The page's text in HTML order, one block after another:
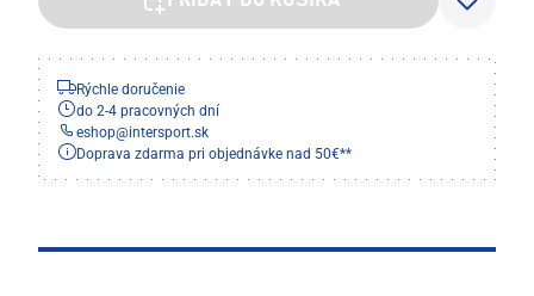
Rýchle doručenie
do 2-4 pracovných dní
eshop@intersport.sk
Doprava zdarma pri objednávke nad 50€**